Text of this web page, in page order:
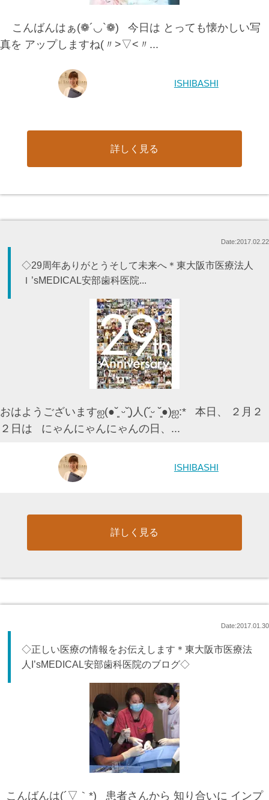
こんばんはぁ(❁´◡`❁) 今日は とっても懐かしい写
真を アップしますね(〃>▽<〃...
ISHIBASHI
詳しく見る
Date:2017.02.22
◇29周年ありがとうそして未来へ＊東大阪市医療法人
Ｉ’sMEDICAL安部歯科医院...
おはようございますஐ(●˘͈ ᵕ˘͈)人(˘͈ᵕ ˘͈●)ஐ:* 本日、 ２月２
２日は にゃんにゃんにゃんの日、...
ISHIBASHI
詳しく見る
Date:2017.01.30
◇正しい医療の情報をお伝えします＊東大阪市医療法
人I’sMEDICAL安部歯科医院のブログ◇
こんばんは(´▽｀*) 患者さんから 知り合いに インプ